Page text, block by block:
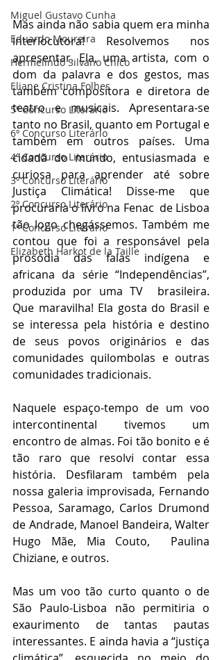
Miguel Gustavo Cunha
Eduardo Moureira
Hermelindo Silvano Chico
Eliane Cristina Folhes
5º Concurso Literário
6º Concurso Literário
4º Concurso Literário
3º Concurso Literário
2º Concurso Literário
1º Concurso Literário
Elizabeth Harkot de la Taille
Mas ainda não sabia quem era minha
interlocutora! Resolvemos nos
apresentar. Ela, uma artista, com o
dom da palavra e dos gestos, mas
também compositora e diretora de
teatro e musicais. Apresentara-se
tanto no Brasil, quanto em Portugal e
também em outros países. Uma
cidadã do mundo, entusiasmada e
curiosa para aprender até sobre
Justiça Climática! Disse-me que
procuraria o livro na Fenac  de Lisboa
tão logo chegássemos. Também me
contou que foi a responsável pela
prosódia das falas indígena e
africana da série “Independências”,
produzida por uma TV  brasileira.
Que maravilha! Ela gosta do Brasil e
se interessa pela história e destino
de seus povos originários e das
comunidades quilombolas e outras
comunidades tradicionais.
Naquele espaço-tempo de um voo
intercontinental tivemos um
encontro de almas. Foi tão bonito e é
tão raro que resolvi contar essa
história. Desfilaram também pela
nossa galeria improvisada, Fernando
Pessoa, Saramago, Carlos Drumond
de Andrade, Manoel Bandeira, Walter
Hugo Mãe, Mia Couto,  Paulina
Chiziane, e outros.
Mas um voo tão curto quanto o de
São Paulo-Lisboa não permitiria o
exaurimento de tantas pautas
interessantes. E ainda havia a “justiça